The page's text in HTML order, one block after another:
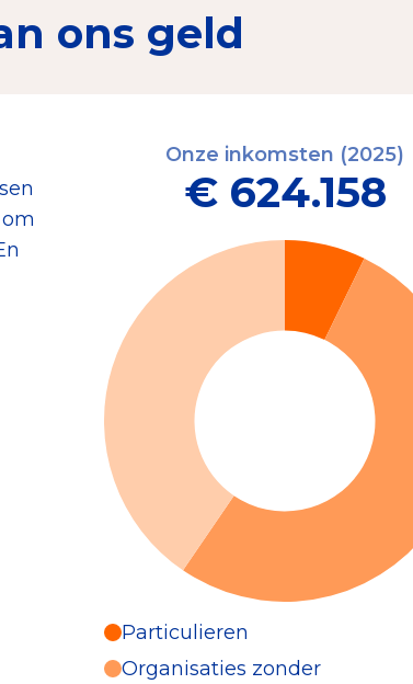
ons geld
Onze inkomsten (2025)
€ 624.158
Particulieren (7%)
Particulieren
Organisaties zonder